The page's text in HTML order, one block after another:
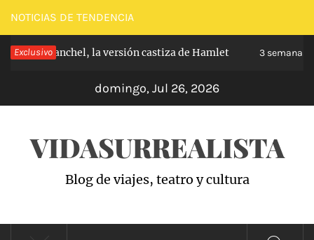
Saltar
al
contenido
NOTICIAS DE TENDENCIA
Exclusivo
Carabanchel, la versión castiza de Hamlet 3 semanas
domingo, Jul 26, 2026
VIDASURREALISTA
Blog de viajes, teatro y cultura